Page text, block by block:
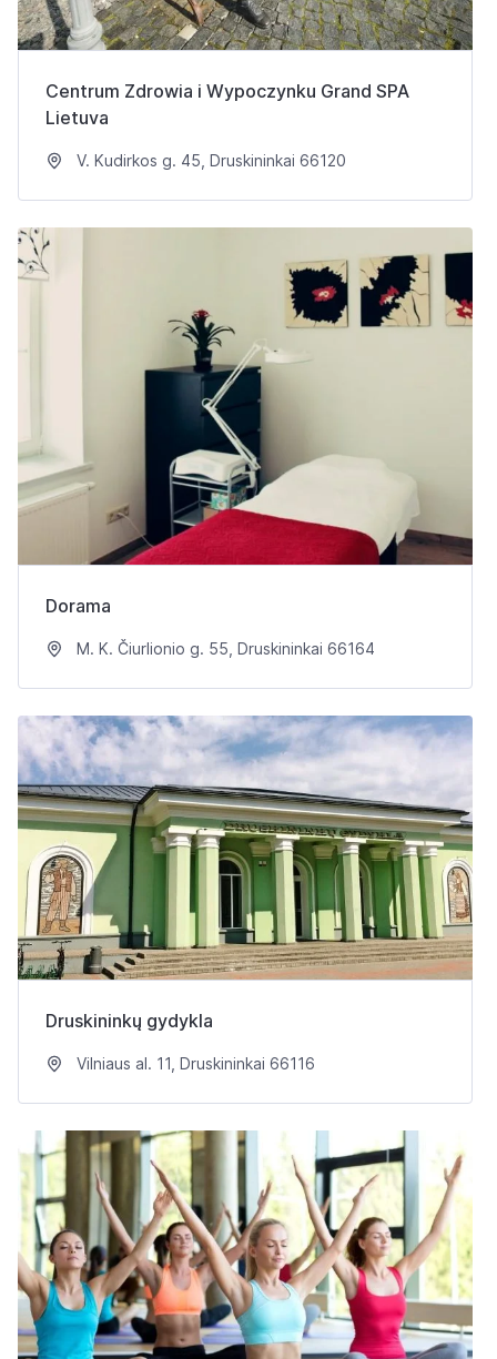
Centrum Zdrowia i Wypoczynku Grand SPA
Lietuva
V. Kudirkos g. 45, Druskininkai 66120
Dorama
M. K. Čiurlionio g. 55, Druskininkai 66164
Druskininkų gydykla
Vilniaus al. 11, Druskininkai 66116